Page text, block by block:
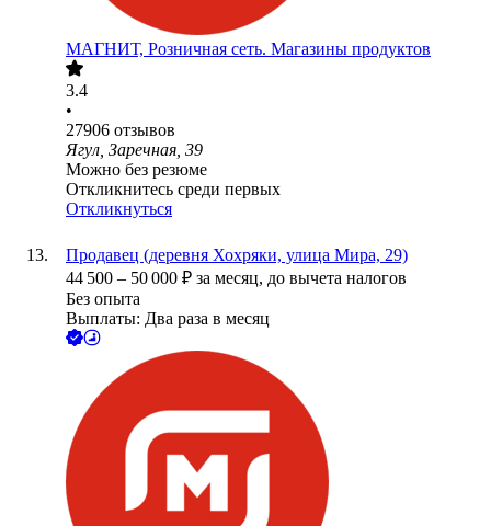
МАГНИТ, Розничная сеть. Магазины продуктов
3.4
•
27906 отзывов
Ягул, Заречная, 39
Можно без резюме
Откликнитесь среди первых
Откликнуться
Продавец (деревня Хохряки, улица Мира, 29)
44 500 – 50 000 ₽ за месяц, до вычета налогов
Без опыта
Выплаты: Два раза в месяц